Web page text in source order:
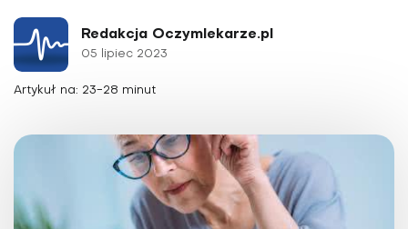
Redakcja Oczymlekarze.pl
05 lipiec 2023
Artykuł na: 23-28 minut